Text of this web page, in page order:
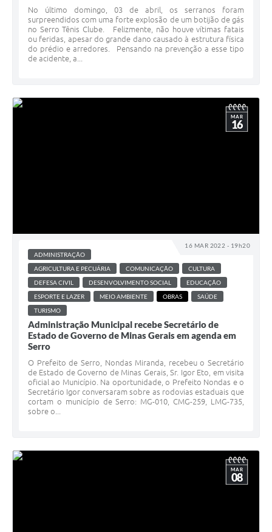
No último domingo, 03 de abril, os serranos foram
surpreendidos com uma forte explosão de um botijão de gás
no Serro Tênis Clube. Felizmente, não houve vítimas fatais
ou feridas, apesar do grande dano causado à estrutura física
do prédio e arredores. Pensando na prevenção a esse tipo
de acidente, a...
16 MAR 2022 - 19h20
MAR
16
ADMINISTRAÇÃO
AGRICULTURA E PECUÁRIA
COMUNICAÇÃO
CULTURA
DEFESA CIVIL
DESENVOLVIMENTO SOCIAL
EDUCAÇÃO
ESPORTE E LAZER
MEIO AMBIENTE OBRAS
SAÚDE
TURISMO
Administração Municipal recebe Secretário de
Estado de Governo de Minas Gerais em agenda em
Serro
O Prefeito de Serro, Nondas Miranda, recebeu o Secretário
de Estado de Governo de Minas Gerais, Sr. Igor Eto, em visita
oficial ao Município. Na oportunidade, o Prefeito Nondas e o
Secretário Igor conversaram sobre as rodovias estaduais que
cortam o município de Serro: MG-010, CMG-259, LMG-735,
sobre o...
MAR
08